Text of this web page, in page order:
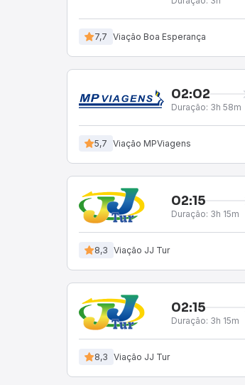
7,7 Viação Boa Esperança
02:02
Duração: 3h 58m
5,7 Viação MPViagens
02:15
Duração: 3h 15m
8,3 Viação JJ Tur
02:15
Duração: 3h 15m
8,3 Viação JJ Tur